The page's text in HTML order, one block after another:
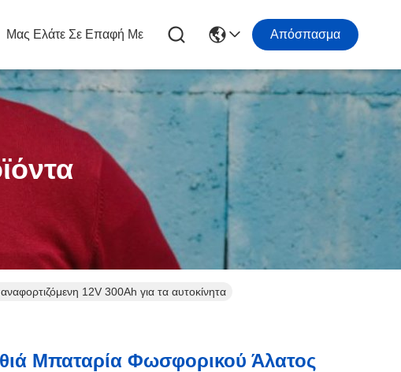
Μας Ελάτε Σε Επαφή Με Απόσπασμα
12V 300Ah για τα αυτοκίνητα
Μπαταρία Φωσφορικού Άλατος